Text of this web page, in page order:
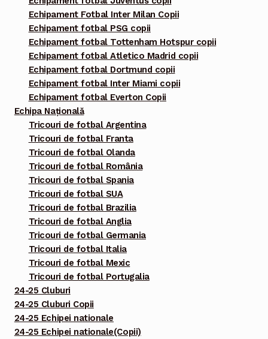
Echipament Fotbal Inter Milan Copii
Echipament fotbal PSG copii
Echipament fotbal Tottenham Hotspur copii
Echipament fotbal Atletico Madrid copii
Echipament fotbal Dortmund copii
Echipament fotbal Inter Miami copii
Echipament fotbal Everton Copii
Echipa Națională
Tricouri de fotbal Argentina
Tricouri de fotbal Franta
Tricouri de fotbal Olanda
Tricouri de fotbal România
Tricouri de fotbal Spania
Tricouri de fotbal SUA
Tricouri de fotbal Brazilia
Tricouri de fotbal Anglia
Tricouri de fotbal Germania
Tricouri de fotbal Italia
Tricouri de fotbal Mexic
Tricouri de fotbal Portugalia
24-25 Cluburi
24-25 Cluburi Copii
24-25 Echipei nationale
24-25 Echipei nationale(Copii)